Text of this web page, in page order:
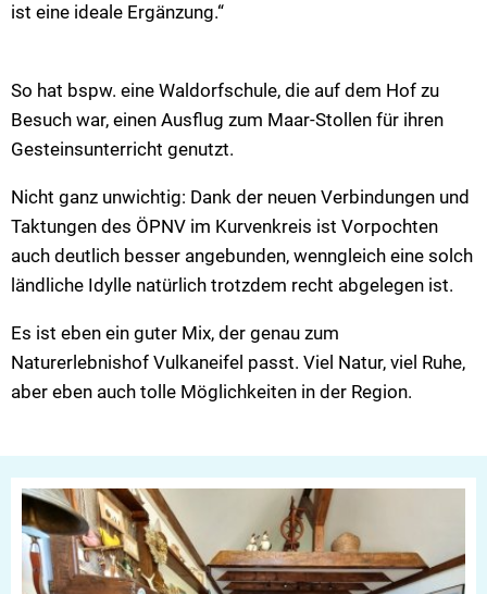
ist eine ideale Ergänzung.“
So hat bspw. eine Waldorfschule, die auf dem Hof zu
Besuch war, einen Ausflug zum Maar-Stollen für ihren
Gesteinsunterricht genutzt.
Nicht ganz unwichtig: Dank der neuen Verbindungen und
Taktungen des ÖPNV im Kurvenkreis ist Vorpochten
auch deutlich besser angebunden, wenngleich eine solch
ländliche Idylle natürlich trotzdem recht abgelegen ist.
Es ist eben ein guter Mix, der genau zum
Naturerlebnishof Vulkaneifel passt. Viel Natur, viel Ruhe,
aber eben auch tolle Möglichkeiten in der Region.